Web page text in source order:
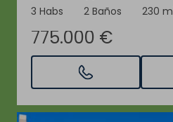
3 Habs 2 Baños 230 m
775.000 €